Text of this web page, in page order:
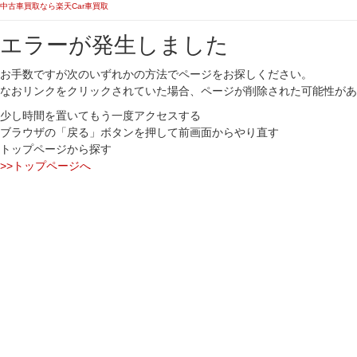
中古車買取なら楽天Car車買取
エラーが発生しました
お手数ですが次のいずれかの方法でページをお探しください。
なおリンクをクリックされていた場合、ページが削除された可能性が
少し時間を置いてもう一度アクセスする
ブラウザの「戻る」ボタンを押して前画面からやり直す
トップページから探す
>>トップページへ